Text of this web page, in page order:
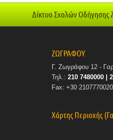
Δίκτυο Σχολών
ΖΩΓΡΑΦΟΥ
Γ. Ζωγράφου 12 -
Τηλ.:210 7480000 |
Fax: +30 2107770020
Χάρτης Περιοχής